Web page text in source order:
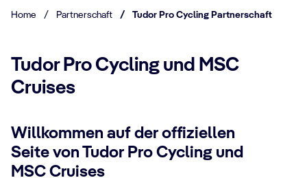
Home / Partnerschaft / Tudor Pro Cycling Partnerschaft
Tudor Pro Cycling und MSC
Cruises
Willkommen auf der offiziellen
Seite von Tudor Pro Cycling und
MSC Cruises